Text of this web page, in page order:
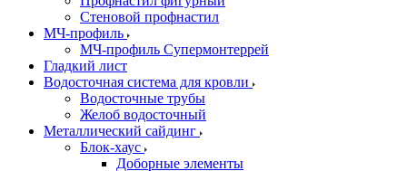
Стеновой профнастил
МЧ-профиль
МЧ-профиль Супермонтеррей
Гладкий лист
Водосточная система для кровли
Водосточные трубы
Желоб водосточный
Металлический сайдинг
Блок-хаус
Доборные элементы